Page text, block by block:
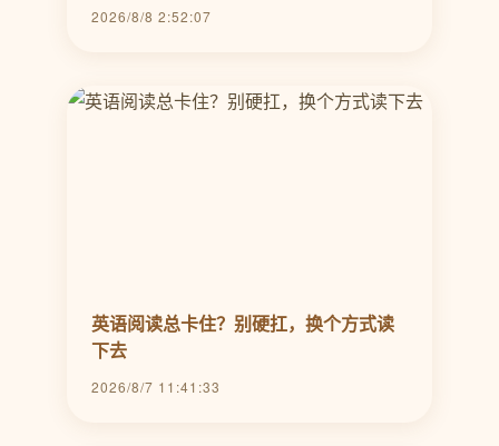
2026/8/8 2:52:07
英语阅读总卡住？别硬扛，换个方式读
下去
2026/8/7 11:41:33